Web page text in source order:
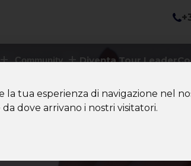
tua esperienza di navigazione nel
dove arrivano i nostri visitatori.
Community Diventa Tour Leader